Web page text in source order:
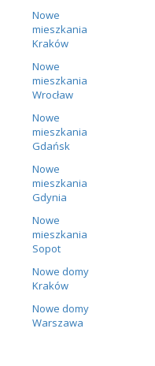
Nowe
mieszkania
Kraków
Nowe
mieszkania
Wrocław
Nowe
mieszkania
Gdańsk
Nowe
mieszkania
Gdynia
Nowe
mieszkania
Sopot
Nowe domy
Kraków
Nowe domy
Warszawa